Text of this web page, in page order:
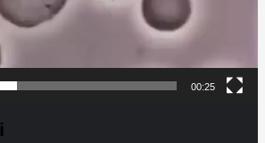
00:25